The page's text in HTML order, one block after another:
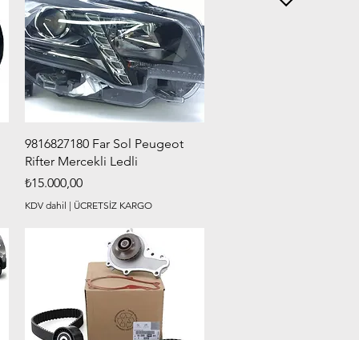
Hızlı Bakış
9816827180 Far Sol Peugeot
Rifter Mercekli Ledli
Fiyat
₺15.000,00
KDV dahil | ÜCRETSİZ KARGO